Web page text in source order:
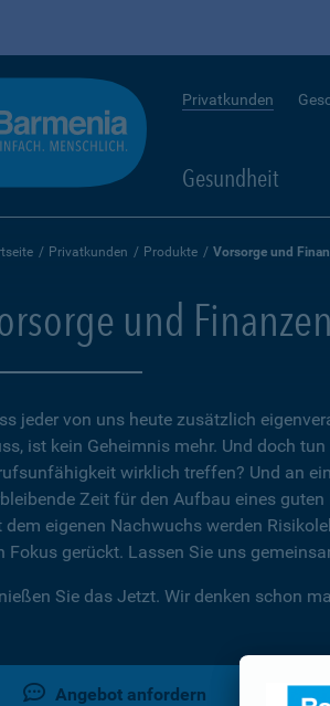
Privatkunden
Gesundheit
Privatkunden Produkte Vorsorge und
und Finanzen
jeder von uns heute zusätzlich
ist kein Geheimnis mehr. Und doch
wirklich treffen? Und an
Zeit für den Aufbau eines
dem eigenen Nachwuchs werden
Fokus gerückt. Lassen Sie uns
Sie das Jetzt. Wir denken schon
Angebot anfordern